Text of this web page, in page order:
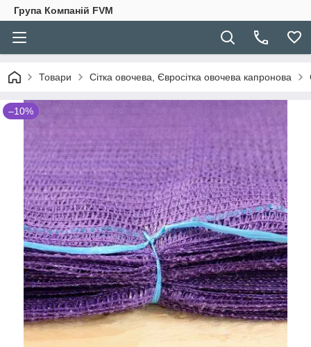
Група Компаній FVM
Товари Сітка овочева, Євросітка овочева капронова
–10%